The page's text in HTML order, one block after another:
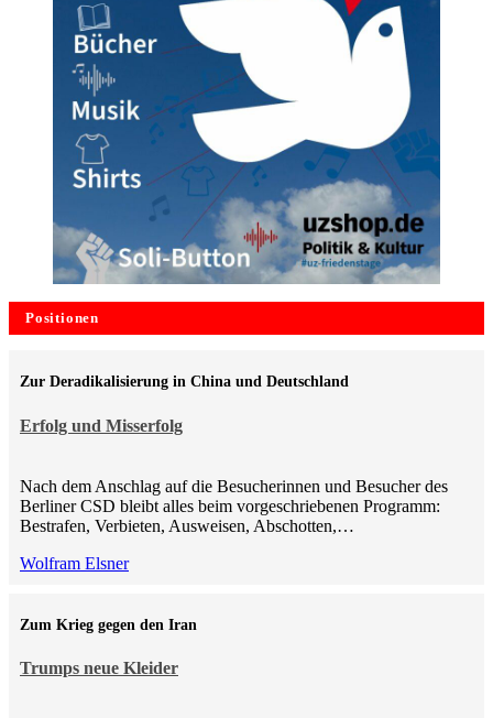
Positionen
Erfolg und Misserfolg
Zur Deradikalisierung in China und Deutschland
Nach dem Anschlag auf die Besucherinnen und Besucher des
Berliner CSD bleibt alles beim vorgeschriebenen Programm:
Bestrafen, Verbieten, Ausweisen, Abschotten,…
Wolfram Elsner
Trumps neue Kleider
Zum Krieg gegen den Iran